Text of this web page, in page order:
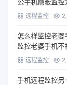
公手机隐蔽监控
远程监控
怎么样监控老
监控老婆手机
远程监控
手机远程监控另